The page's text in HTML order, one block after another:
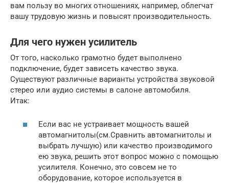
вам пользу во многих отношениях, например, облегчат
вашу трудовую жизнь и повысят производительность.
Для чего нужен усилитель
От того, насколько грамотно будет выполнено
подключение, будет зависеть качество звука.
Существуют различные варианты устройства звуковой
стерео или аудио системы в салоне автомобиля.
Итак:
Если вас не устраивает мощность вашей
автомагнитолы(см.Сравнить автомагнитолы и
выбрать лучшую) или качество производимого
ею звука, решить этот вопрос можно с помощью
усилителя. Конечно, это совсем не то
оборудование, которое используется в